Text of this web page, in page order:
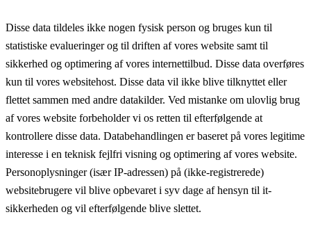
Disse data tildeles ikke nogen fysisk person og bruges kun til
statistiske evalueringer og til driften af vores website samt til
sikkerhed og optimering af vores internettilbud. Disse data overføres
kun til vores websitehost. Disse data vil ikke blive tilknyttet eller
flettet sammen med andre datakilder. Ved mistanke om ulovlig brug
af vores website forbeholder vi os retten til efterfølgende at
kontrollere disse data. Databehandlingen er baseret på vores legitime
interesse i en teknisk fejlfri visning og optimering af vores website.
Personoplysninger (især IP-adressen) på (ikke-registrerede)
websitebrugere vil blive opbevaret i syv dage af hensyn til it-
sikkerheden og vil efterfølgende blive slettet.